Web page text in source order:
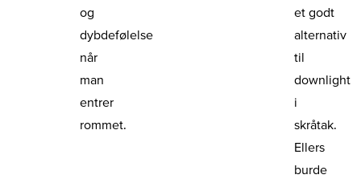
og
dybdefølelse
når
man
entrer
rommet.
et godt
alternativ
til
downlight
i
skråtak.
Ellers
burde